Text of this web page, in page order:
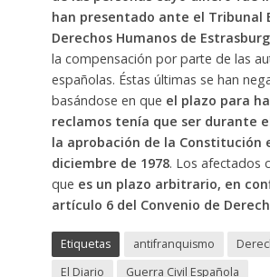
han presentado ante el Tribunal
Derechos Humanos de
la compensación por parte de las
españolas. Éstas últimas se han
basándose en que el plazo para
reclamos tenía que ser durante
la aprobación de la Constitución
diciembre de 1978. Los afectados
que es un plazo arbitrario, en
artículo 6 del Convenio de
Etiquetas antifranquismo
El Diario
Guerra Civil Española